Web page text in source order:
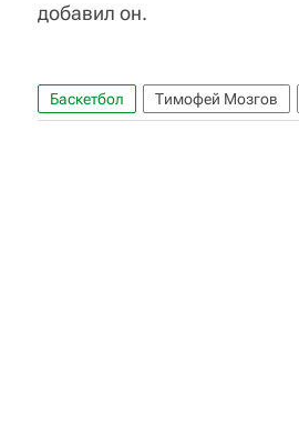
добавил он.
Баскетбол Тимофей Мозгов